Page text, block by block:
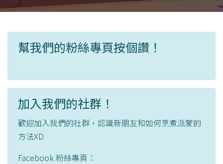
幫我們的粉絲專頁按個讚！
加入我們的社群！
歡迎加入我們的社群，認識新朋友和如何烹煮派蒙的
方法XD
Facebook 粉絲專頁：